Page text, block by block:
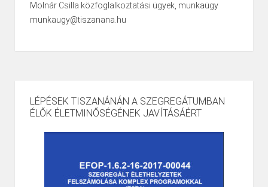
Molnár Csilla közfoglalkoztatási ügyek, munkaügy
munkaugy@tiszanana.hu
LÉPÉSEK TISZANÁNÁN A SZEGREGÁTUMBAN
ÉLŐK ÉLETMINŐSÉGÉNEK JAVÍTÁSÁÉRT